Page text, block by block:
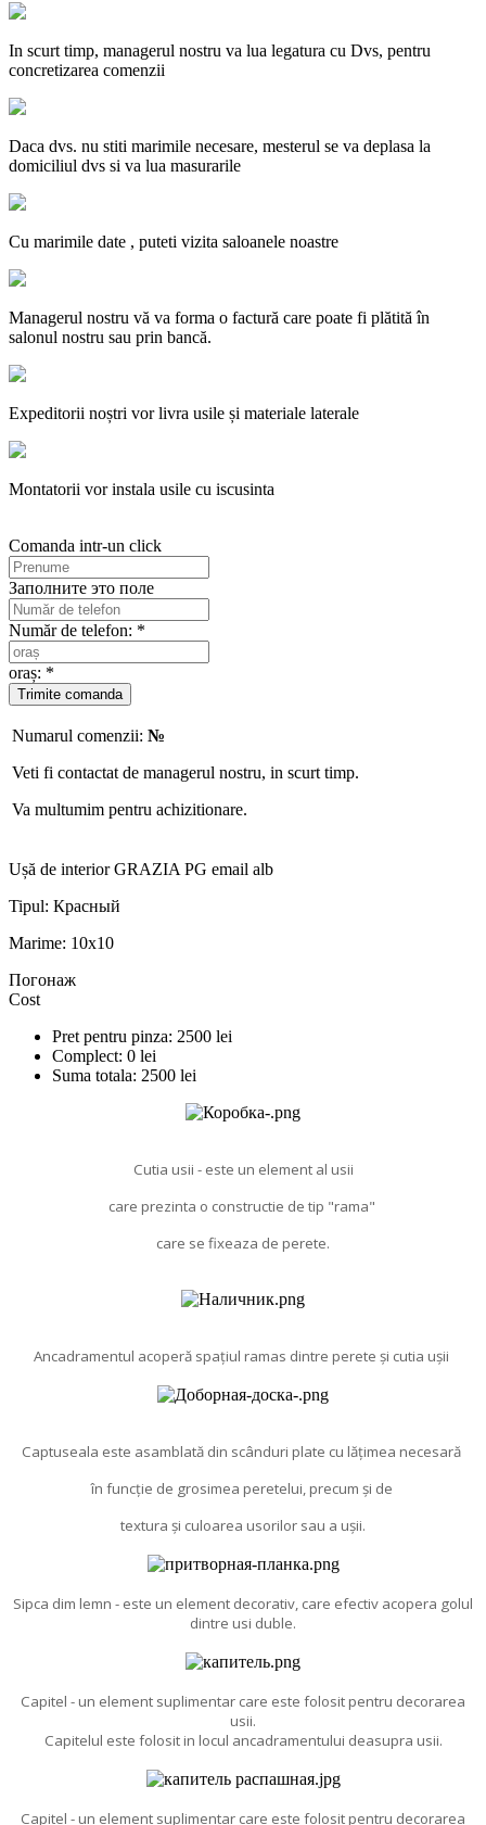
In scurt timp, managerul nostru va lua legatura cu Dvs, pentru
concretizarea comenzii
Daca dvs. nu stiti marimile necesare, mesterul se va deplasa la
domiciliul dvs si va lua masurarile
Cu marimile date , puteti vizita saloanele noastre
Managerul nostru vă va forma o factură care poate fi plătită în
salonul nostru sau prin bancă.
Expeditorii noștri vor livra usile și materiale laterale
Montatorii vor instala usile cu iscusinta
Comanda intr-un click
Заполните это поле
Număr de telefon: *
oraș: *
Numarul comenzii: №
Veti fi contactat de managerul nostru, in scurt timp.
Va multumim pentru achizitionare.
Ușă de interior GRAZIA PG email alb
Tipul: Красный
Marime: 10x10
Погонаж
Cost
Pret pentru pinza: 2500 lei
Complect: 0 lei
Suma totala: 2500 lei
Cutia usii - este un element al usii
care prezinta o constructie de tip "rama"
care se fixeaza de perete.
Ancadramentul acoperă spațiul ramas dintre perete și cutia ușii
Captuseala este asamblată din scânduri plate cu lățimea necesară
în funcție de grosimea peretelui, precum și de
textura și culoarea usorilor sau a ușii.
Sipca dim lemn - este un element decorativ, care efectiv acopera golul
dintre usi duble.
Capitel - un element suplimentar care este folosit pentru decorarea
usii.
Capitelul este folosit in locul ancadramentului deasupra usii.
Capitel - un element suplimentar care este folosit pentru decorarea